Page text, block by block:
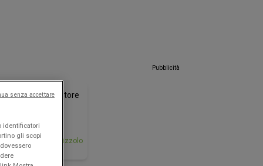
Famila Superstore
il
Guidizzolo
Pubblicità
identificatori
gli scopi
senza accettare